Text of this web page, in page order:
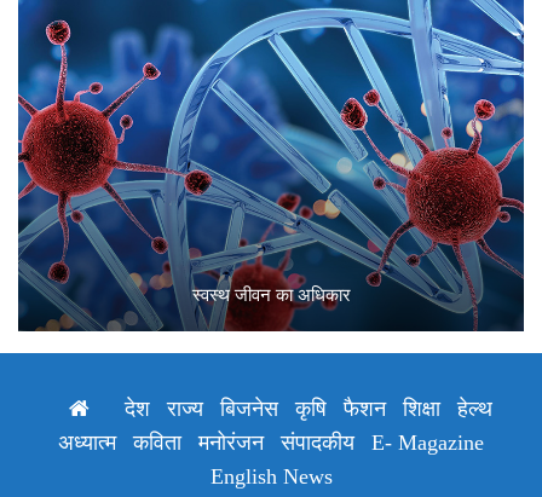
स्वस्थ जीवन का अधिकार
देश राज्य बिजनेस कृषि फैशन शिक्षा
हेल्थ
अध्यात्म
कविता मनोरंजन संपादकीय
E- Magazine
English News